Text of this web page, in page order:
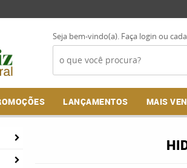
Seja bem-vindo(a). Faça login ou
LANÇAMENTOS MAIS